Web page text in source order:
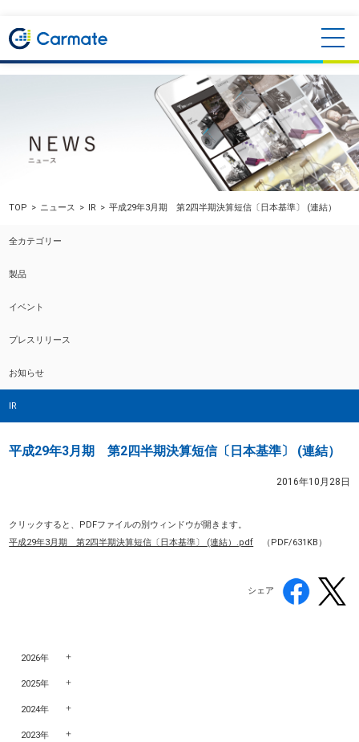
TOP ニュース IR 平成29年3月期 第2四半期決算短信〔日本基準〕 (連結）
全カテゴリー
製品
イベント
プレスリリース
お知らせ
IR
平成29年3月期 第2四半期決算短信〔日本基準〕 (連結）
2016年10月28日
クリックすると、PDFファイルの別ウィンドウが開きます。
平成29年3月期 第2四半期決算短信〔日本基準〕 (連結）.pdf （PDF/631KB）
シェア
2026年
2025年
2024年
2023年